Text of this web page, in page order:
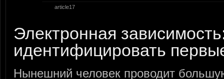
article17
Электронная
идентифицировать
Нынешний человек проводит